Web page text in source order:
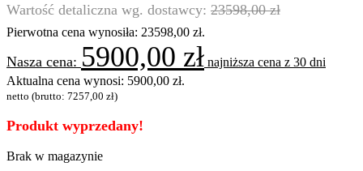
23598,00zł
Pierwotna cena wynosiła: 23598,00 zł.
5900,00 zł najniższa cena z 30 dni
Aktualna cena wynosi: 5900,00 zł.
netto (brutto: 7257,00 zł)
Produkt wyprzedany!
Brak w magazynie